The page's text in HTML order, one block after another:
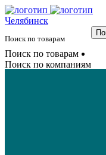
Челябинск
Поиск по товарам
Поиск по товарам
Поиск по компаниям